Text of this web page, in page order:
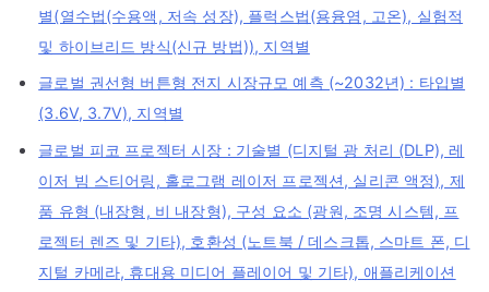
별(열수법(수용액, 저속 성장), 플럭스법(용융염, 고온), 실험적
및 하이브리드 방식(신규 방법)), 지역별
글로벌 권선형 버튼형 전지 시장규모 예측 (~2032년) : 타입별
(3.6V, 3.7V), 지역별
글로벌 피코 프로젝터 시장 : 기술별 (디지털 광 처리 (DLP), 레
이저 빔 스티어링, 홀로그램 레이저 프로젝션, 실리콘 액정), 제
품 유형 (내장형, 비 내장형), 구성 요소 (광원, 조명 시스템, 프
로젝터 렌즈 및 기타), 호환성 (노트북 / 데스크톱, 스마트 폰, 디
지털 카메라, 휴대용 미디어 플레이어 및 기타), 애플리케이션